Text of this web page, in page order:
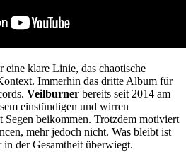
klare Linie, das chaotische
Immerhin das dritte Album für
Veilburner bereits seit 2014 am
einstündigen und wirren
Segen beikommen. Trotzdem motiviert
mehr jedoch nicht. Was bleibt ist
der Gesamtheit überwiegt.